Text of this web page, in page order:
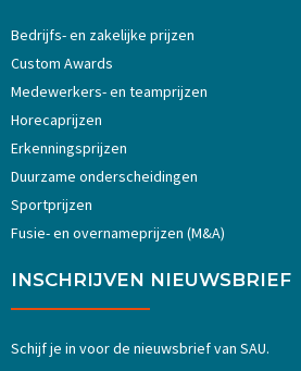
Bedrijfs- en zakelijke prijzen
Custom Awards
Medewerkers- en teamprijzen
Horecaprijzen
Erkenningsprijzen
Duurzame onderscheidingen
Sportprijzen
Fusie- en overnameprijzen (M&A)
INSCHRIJVEN NIEUWSBRIEF
Schijf je in voor de nieuwsbrief van SAU.